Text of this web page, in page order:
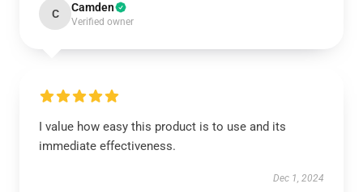
C Camden
Verified owner
I value how easy this product is to use and its
immediate effectiveness.
Dec 1, 2024